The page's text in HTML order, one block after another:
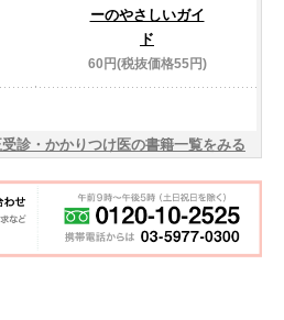
ーのやさしいガイ
ド
60円(税抜価格55円)
診・かかりつけ医の書籍一覧をみる